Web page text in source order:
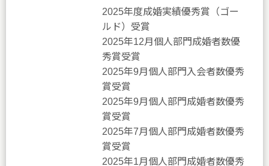
2025年度成婚実績優秀賞（ゴー
ルド）受賞
2025年12月個人部門成婚者数優
秀賞受賞
2025年9月個人部門入会者数優秀
賞受賞
2025年9月個人部門成婚者数優秀
賞受賞
2025年7月個人部門成婚者数優秀
賞受賞
2025年1月個人部門成婚者数優秀